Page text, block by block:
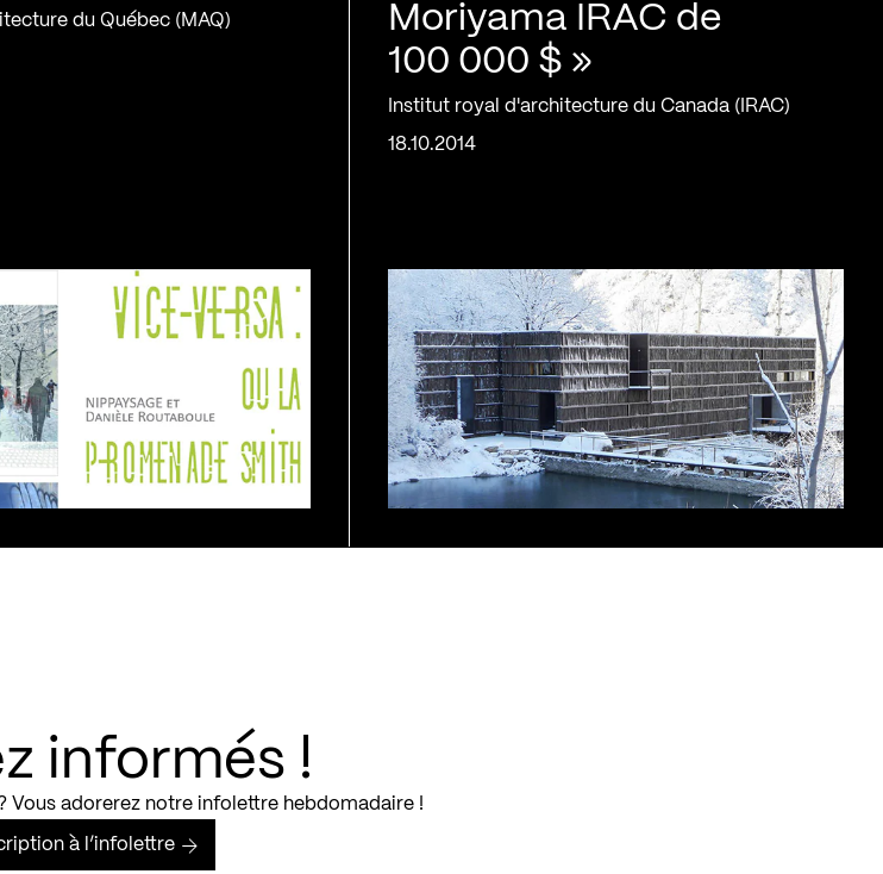
du Québec (MAQ)
Moriyama IRAC de
100 000 $ »
Institut royal d'architecture du Canada (IRAC)
18.10.2014
informés !
Vous adorerez notre infolettre hebdomadaire !
à l’infolettre